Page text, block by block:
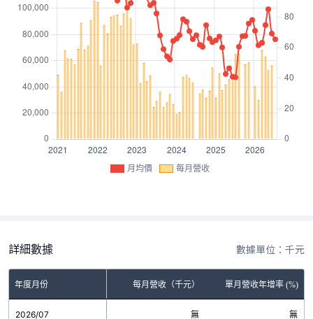
月均價 每月營收
詳細數據 數據單位：千元
年度月份 每月營收（千元） 單月營收年增率 (%)
2026/07 無 無